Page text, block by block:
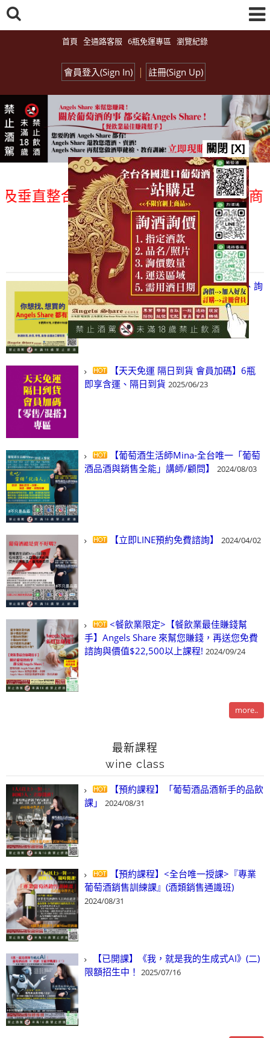
首頁 全通路客服 6瓶免運專區 瀏覽紀錄
會員登入(Sign In) | 註冊(Sign Up)
直整合、一次購足」各國進口酒類商品
總覽-促銷&活動
all events
【凡酒問Angels Share】線上選酒、詢
(尋)酒、詢價、零售、批發，看這裡!
2024/03/01
【天天免運 隔日到貨 會員加碼】6瓶
即享含運、隔日到貨 2025/06/23
【葡萄酒生活師Mina-全台唯一「葡萄
酒品酒與銷售全能」講師/顧問】
2024/08/03
【立即LINE預約免費諮詢】 2024/04/02
<餐飲業限定>【餐飲業最佳賺錢幫
手】Angels Share 來幫您賺錢，再送您免費
諮詢與價值$22,500以上課程! 2024/09/24
more..
最新課程
wine class
【預約課程】「葡萄酒品酒新手的品飲
課」
2024/08/31
【預約課程】<全台唯一授課>『專業
葡萄酒銷售訓練課』(酒類銷售通識班)
2024/08/31
【已開課】《我，就是我的生成式AI》(二)
限額招生中！ 2025/07/16
關閉 [X]